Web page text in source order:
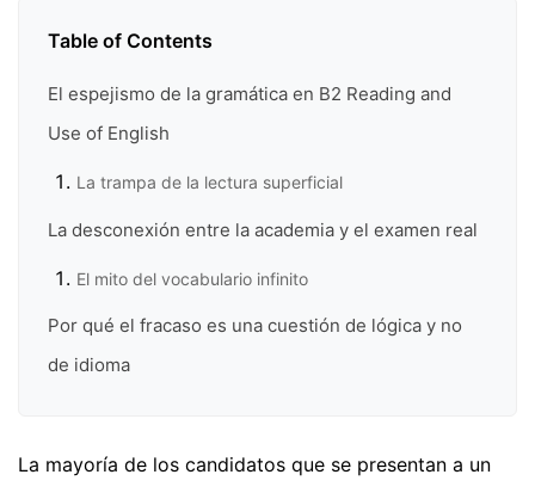
Table of Contents
El espejismo de la gramática en B2 Reading and
Use of English
La trampa de la lectura superficial
La desconexión entre la academia y el examen real
El mito del vocabulario infinito
Por qué el fracaso es una cuestión de lógica y no
de idioma
La mayoría de los candidatos que se presentan a un